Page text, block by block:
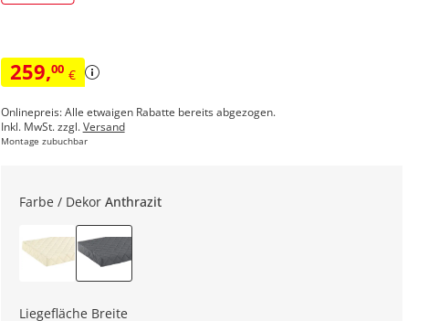
259,00 €
Onlinepreis: Alle etwaigen Rabatte bereits abgezogen.
Inkl. MwSt. zzgl.Versand
Montage zubuchbar
Farbe / Dekor Anthrazit
Liegefläche Breite